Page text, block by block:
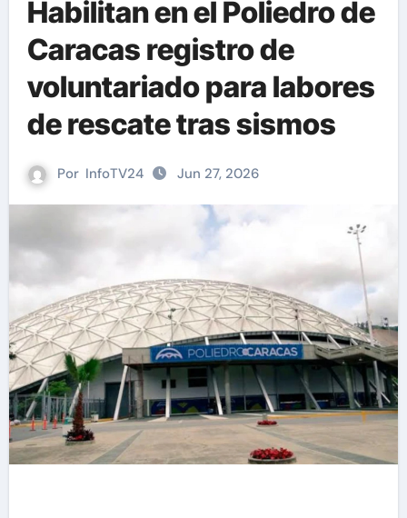
Habilitan en el Poliedro de
Caracas registro de
voluntariado para labores
de rescate tras sismos
Por InfoTV24 Jun 27, 2026